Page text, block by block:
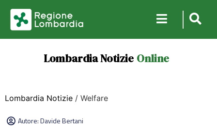
Lombardia Notizie Online
Lombardia Notizie / Welfare
Autore:Davide Bertani